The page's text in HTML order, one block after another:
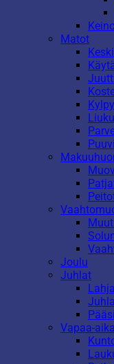
Matot
Joulu
Juhlat
Vapaa-aika